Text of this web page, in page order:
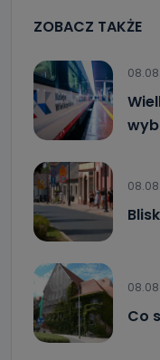
ZOBACZ TAKŻE
Co